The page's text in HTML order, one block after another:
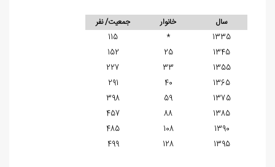
سال خانوار
جمعیت/ نفر
1335
*
115
1345
25
152
1355
33
227
1365
40
291
1375
59
398
1385
88
457
1390
108
485
1395
128
499